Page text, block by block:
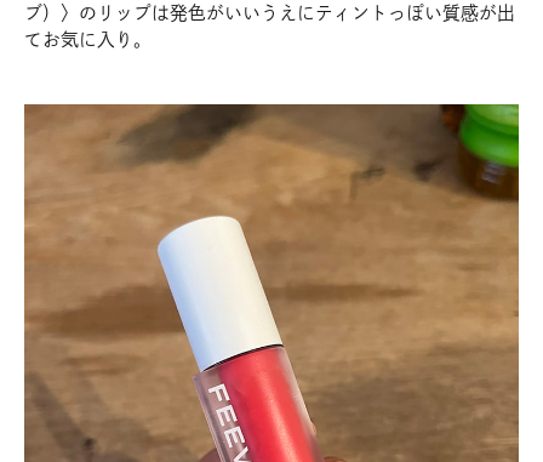
ブ）〉のリップは発色がいいうえにティントっぽい質感が出
てお気に入り。